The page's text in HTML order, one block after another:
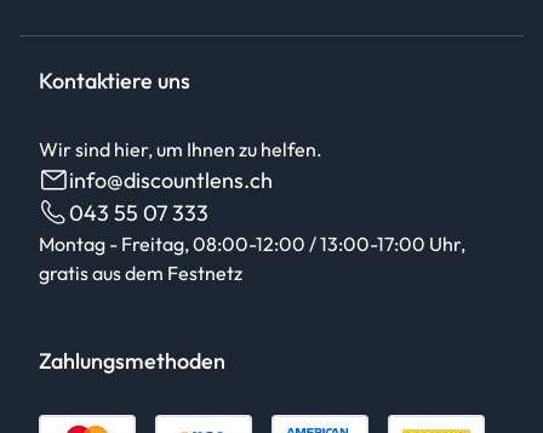
Kontaktiere uns
Wir sind hier, um Ihnen zu helfen.
info@discountlens.ch
043 55 07 333
Montag - Freitag, 08:00-12:00 / 13:00-17:00 Uhr,
gratis aus dem Festnetz
Zahlungsmethoden